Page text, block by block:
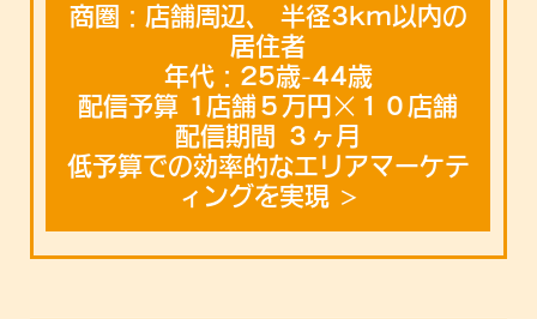
商圏：店舗周辺、 半径3km以内の
居住者
年代：25歳-44歳
配信予算 1店舗５万円×１０店舗
配信期間 ３ヶ月
低予算での効率的なエリアマーケテ
ィングを実現